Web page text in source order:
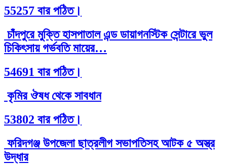
55257 বার পঠিত।
চাঁদপুরে মুক্তি হাসপাতাল এন্ড ডায়াগনস্টিক সেন্টারে ভুল
চিকিৎসায় গর্ভবতি মায়ের…
54691 বার পঠিত।
কৃমির ঔষধ থেকে সাবধান
53802 বার পঠিত।
ফরিদগঞ্জ উপজেলা ছাত্রলীগ সভাপতিসহ আটক ৫ অস্ত্র
উদ্ধার